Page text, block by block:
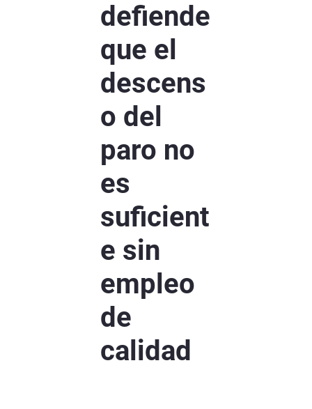
defiende
que el
descens
o del
paro no
es
suficient
e sin
empleo
de
calidad